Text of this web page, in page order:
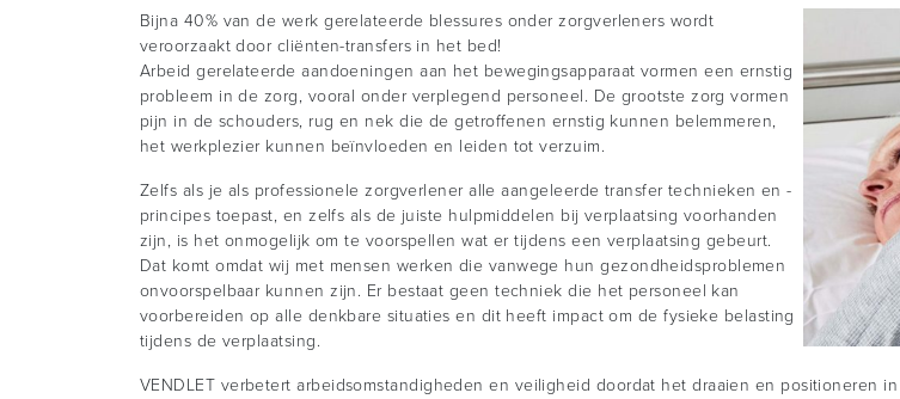
Bijna 40% van de werk gerelateerde blessures onder zorgverleners wordt
veroorzaakt door cliënten-transfers in het bed!
Arbeid gerelateerde aandoeningen aan het bewegingsapparaat vormen een ernstig
probleem in de zorg, vooral onder verplegend personeel. De grootste zorg vormen
pijn in de schouders, rug en nek die de getroffenen ernstig kunnen belemmeren,
het werkplezier kunnen beïnvloeden en leiden tot verzuim.
Zelfs als je als professionele zorgverlener alle aangeleerde transfer technieken en -
principes toepast, en zelfs als de juiste hulpmiddelen bij verplaatsing voorhanden
zijn, is het onmogelijk om te voorspellen wat er tijdens een verplaatsing gebeurt.
Dat komt omdat wij met mensen werken die vanwege hun gezondheidsproblemen
onvoorspelbaar kunnen zijn. Er bestaat geen techniek die het personeel kan
voorbereiden op alle denkbare situaties en dit heeft impact om de fysieke belasting
tijdens de verplaatsing.
VENDLET verbetert arbeidsomstandigheden en veiligheid doordat het draaien en